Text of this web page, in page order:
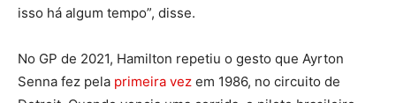
isso há algum tempo”, disse.
No GP de 2021, Hamilton repetiu o gesto que Ayrton
Senna fez pela primeira vez em 1986, no circuito de